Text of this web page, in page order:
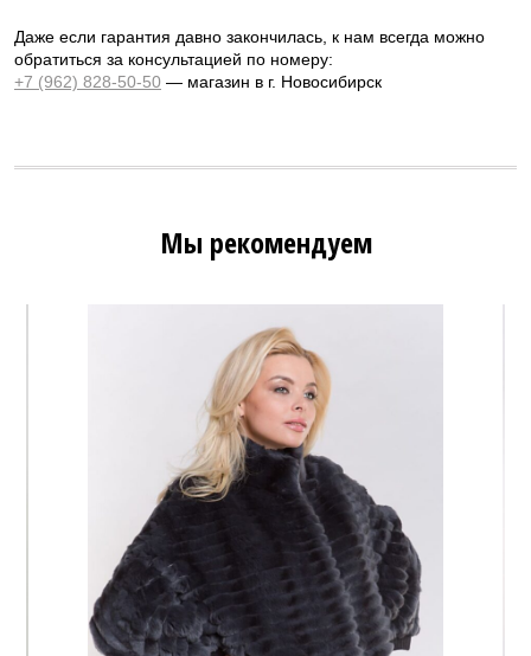
Даже если гарантия давно закончилась, к нам всегда можно
обратиться за консультацией по номеру:
+7 (962) 828-50-50 — магазин в г. Новосибирск
Мы рекомендуем